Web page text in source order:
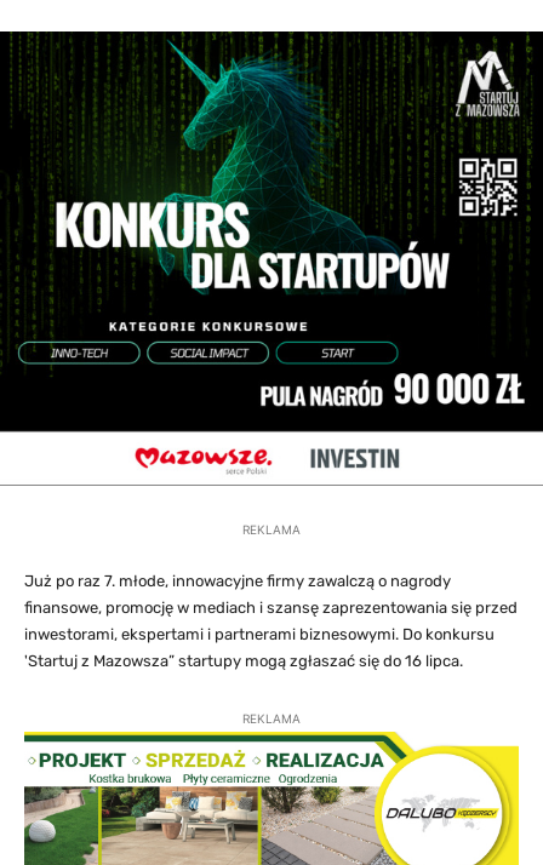
REKLAMA
Już po raz 7. młode, innowacyjne firmy zawalczą o nagrody
finansowe, promocję w mediach i szansę zaprezentowania się przed
inwestorami, ekspertami i partnerami biznesowymi. Do konkursu
'Startuj z Mazowsza” startupy mogą zgłaszać się do 16 lipca.
REKLAMA